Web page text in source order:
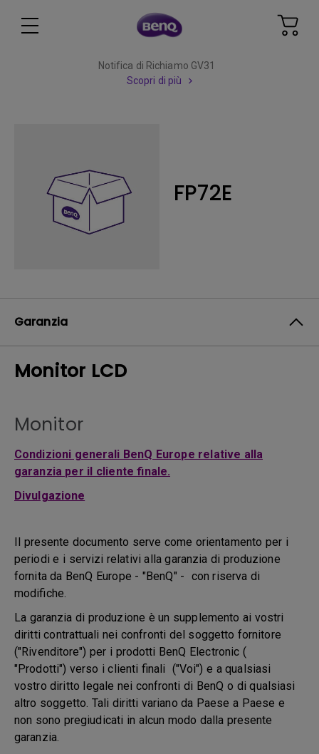
Notifica di Richiamo GV31
Scopri di più
FP72E
Garanzia
Monitor LCD
Monitor
Condizioni generali BenQ Europe relative alla
garanzia per il cliente finale.
Divulgazione
Il presente documento serve come orientamento per i
periodi e i servizi relativi alla garanzia di produzione
fornita da BenQ Europe - "BenQ" - con riserva di
modifiche.
La garanzia di produzione è un supplemento ai vostri
diritti contrattuali nei confronti del soggetto fornitore
("Rivenditore") per i prodotti BenQ Electronic (
"Prodotti") verso i clienti finali ("Voi") e a qualsiasi
vostro diritto legale nei confronti di BenQ o di qualsiasi
altro soggetto. Tali diritti variano da Paese a Paese e
non sono pregiudicati in alcun modo dalla presente
garanzia.